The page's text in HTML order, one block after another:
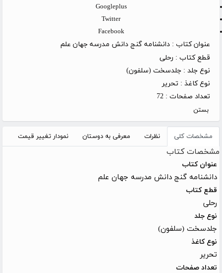
Googleplus
Twitter
Facebook
عنوان کتاب : دانشنامه گنج دانش مدرسه جهان علم
قطع کتاب : رحلی
نوع جلد : جلدسخت (سلفون)
نوع کاغذ : تحریر
تعداد صفحات : 72
بستن
مشخصات کلی نظرات معرفی به دوستان نمودار تغییر قیمت
مشخصات کتاب
عنوان کتاب
دانشنامه گنج دانش مدرسه جهان علم
قطع کتاب
رحلی
نوع جلد
جلدسخت (سلفون)
نوع کاغذ
تحریر
تعداد صفحات